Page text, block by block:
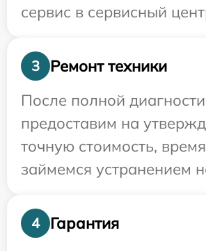
сервис в сервисный
3
Ремонт техники
После полной
предоставим на
точную стоимость,
займемся устранением
4
Гарантия